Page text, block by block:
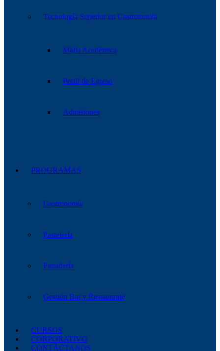
Tecnología Superior en Gastronomía
Malla Académica
Perfil de Egreso
Admisiones
PROGRAMAS
Gastronomía
Pastelería
Panadería
Gestión Bar y Restaurante
CURSOS
CORPORATIVO
CONTÁCTANOS